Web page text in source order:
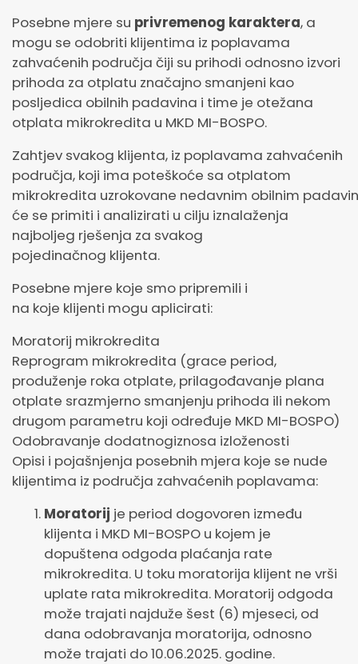
Posebne mjere su privremenog karaktera, a
mogu se odobriti klijentima iz poplavama
zahvaćenih područja čiji su prihodi odnosno izvori
prihoda za otplatu značajno smanjeni kao
posljedica obilnih padavina i time je otežana
otplata mikrokredita u MKD MI-BOSPO.
Zahtjev svakog klijenta, iz poplavama zahvaćenih
područja, koji ima poteškoće sa otplatom
mikrokredita uzrokovane nedavnim obilnim
će se primiti i analizirati u cilju iznalaženja
najboljeg rješenja za svakog
pojedinačnog klijenta.
Posebne mjere koje smo pripremili i
na koje klijenti mogu aplicirati:
Moratorij mikrokredita
Reprogram mikrokredita (grace period,
produženje roka otplate, prilagođavanje plana
otplate srazmjerno smanjenju prihoda ili nekom
drugom parametru koji određuje MKD MI-BOSPO)
Odobravanje dodatnogiznosa izloženosti
Opisi i pojašnjenja posebnih mjera koje se nude
klijentima iz područja zahvaćenih poplavama:
Moratorij je period dogovoren između
klijenta i MKD MI-BOSPO u kojem je
dopuštena odgoda plaćanja rate
mikrokredita. U toku moratorija klijent ne vrši
uplate rata mikrokredita. Moratorij odgoda
može trajati najduže šest (6) mjeseci, od
dana odobravanja moratorija, odnosno
može trajati do 10.06.2025. godine.